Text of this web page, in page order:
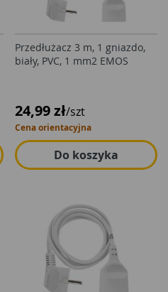
Przedłużacz 3 m, 1 gniazdo,
biały, PVC, 1 mm2 EMOS
24,99 zł/szt
Cena orientacyjna
Do koszyka